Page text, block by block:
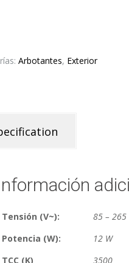
Arbotantes, Exterior
Tensión (V~):
85 – 265
Potencia (W):
12 W
TCC (K)
3500